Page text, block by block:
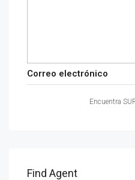
Correo electrónico
Encuentra
Find Agent